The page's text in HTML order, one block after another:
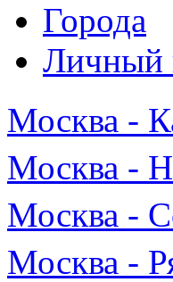
Города
Личный
Москва -
Москва -
Москва -
Москва -